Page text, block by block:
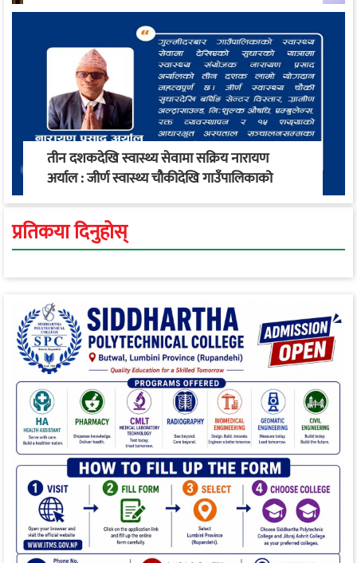
तीन दशकदेखि स्वास्थ्य सेवामा सक्रिय नारायण
अर्याल : जीर्ण स्वास्थ्य चौकीदेखि गाउँपालिकाको
स्वास्थ्य रूपान्तरण सम्म
प्रतिकया दिनुहोस्